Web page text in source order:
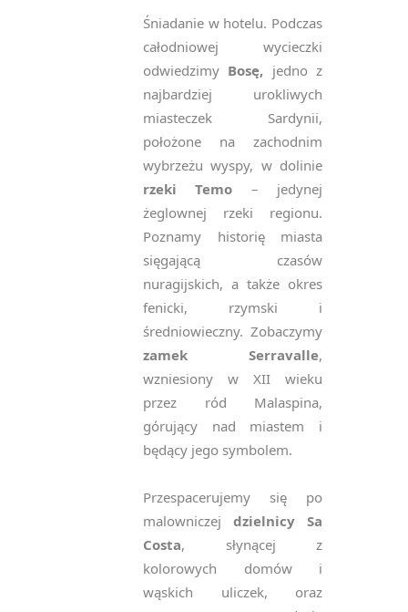
Śniadanie w hotelu. Podczas
całodniowej wycieczki
odwiedzimy Bosę, jedno z
najbardziej urokliwych
miasteczek Sardynii,
położone na zachodnim
wybrzeżu wyspy, w dolinie
rzeki Temo – jedynej
żeglownej rzeki regionu.
Poznamy historię miasta
sięgającą czasów
nuragijskich, a także okres
fenicki, rzymski i
średniowieczny. Zobaczymy
zamek Serravalle,
wzniesiony w XII wieku
przez ród Malaspina,
górujący nad miastem i
będący jego symbolem.
Przespacerujemy się po
malowniczej dzielnicy Sa
Costa, słynącej z
kolorowych domów i
wąskich uliczek, oraz